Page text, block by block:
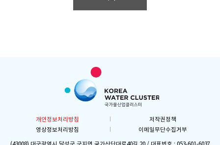
개인정보처리방침
저작권정책
영상정보처리방침
이메일무단수집거부